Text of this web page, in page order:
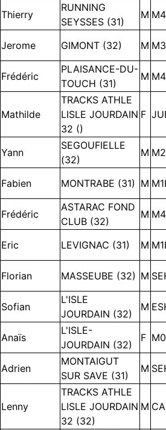
Thierry
RUNNING
SEYSSES (31)
M
Jerome GIMONT (32) M
Frédéric
PLAISANCE-DU-
TOUCH (31)
M
Mathilde
TRACKS ATHLE
LISLE JOURDAIN
32 ()
F
Yann
SEGOUFIELLE
(32)
M
Fabien MONTRABE (31) M
Frédéric
ASTARAC FOND
CLUB (32)
M
Eric LEVIGNAC (31) M
Florian MASSEUBE (32) M
Sofian
L'ISLE
JOURDAIN (32)
M
Anaïs
L'ISLE-
JOURDAIN (32)
F
Adrien
MONTAIGUT
SUR SAVE (31)
M
Lenny
TRACKS ATHLE
LISLE JOURDAIN
32 (32)
M